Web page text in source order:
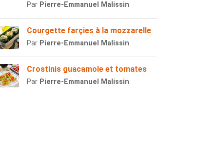
Par Pierre-Emmanuel Malissin
Courgette farçies à la mozzarelle
Par Pierre-Emmanuel Malissin
Crostinis guacamole et tomates
Par Pierre-Emmanuel Malissin